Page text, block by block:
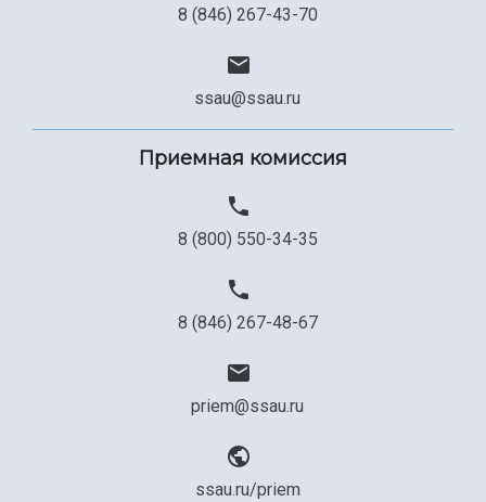
8 (846) 267-43-70
ssau@ssau.ru
Приемная комиссия
8 (800) 550-34-35
8 (846) 267-48-67
priem@ssau.ru
ssau.ru/priem